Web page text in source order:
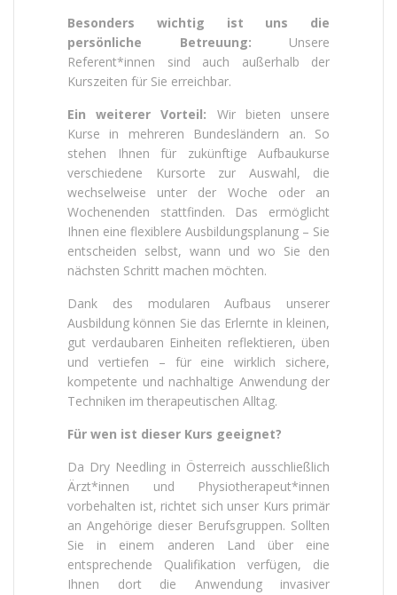
Besonders wichtig ist uns die
persönliche Betreuung: Unsere
Referent*innen sind auch außerhalb der
Kurszeiten für Sie erreichbar.
Ein weiterer Vorteil: Wir bieten unsere
Kurse in mehreren Bundesländern an. So
stehen Ihnen für zukünftige Aufbaukurse
verschiedene Kursorte zur Auswahl, die
wechselweise unter der Woche oder an
Wochenenden stattfinden. Das ermöglicht
Ihnen eine flexiblere Ausbildungsplanung – Sie
entscheiden selbst, wann und wo Sie den
nächsten Schritt machen möchten.
Dank des modularen Aufbaus unserer
Ausbildung können Sie das Erlernte in kleinen,
gut verdaubaren Einheiten reflektieren, üben
und vertiefen – für eine wirklich sichere,
kompetente und nachhaltige Anwendung der
Techniken im therapeutischen Alltag.
Für wen ist dieser Kurs geeignet?
Da Dry Needling in Österreich ausschließlich
Ärzt*innen und Physiotherapeut*innen
vorbehalten ist, richtet sich unser Kurs primär
an Angehörige dieser Berufsgruppen. Sollten
Sie in einem anderen Land über eine
entsprechende Qualifikation verfügen, die
Ihnen dort die Anwendung invasiver